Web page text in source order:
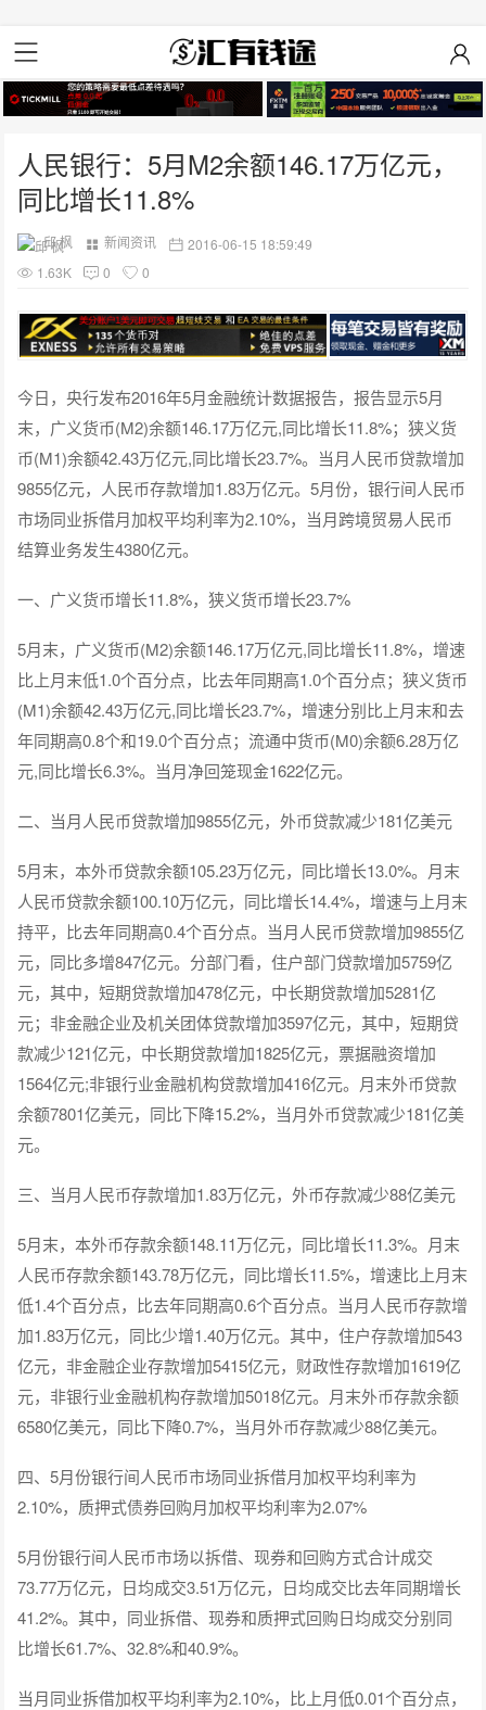
人民银行：5月M2余额146.17万亿元，
同比增长11.8%
邱 枫 新闻资讯
2016-06-15 18:59:49
1.63K
0 0
今日，央行发布2016年5月金融统计数据报告，报告显示5月
末，广义货币(M2)余额146.17万亿元,同比增长11.8%；狭义货
币(M1)余额42.43万亿元,同比增长23.7%。当月人民币贷款增加
9855亿元，人民币存款增加1.83万亿元。5月份，银行间人民币
市场同业拆借月加权平均利率为2.10%，当月跨境贸易人民币
结算业务发生4380亿元。
一、广义货币增长11.8%，狭义货币增长23.7%
5月末，广义货币(M2)余额146.17万亿元,同比增长11.8%，增速
比上月末低1.0个百分点，比去年同期高1.0个百分点；狭义货币
(M1)余额42.43万亿元,同比增长23.7%，增速分别比上月末和去
年同期高0.8个和19.0个百分点；流通中货币(M0)余额6.28万亿
元,同比增长6.3%。当月净回笼现金1622亿元。
二、当月人民币贷款增加9855亿元，外币贷款减少181亿美元
5月末，本外币贷款余额105.23万亿元，同比增长13.0%。月末
人民币贷款余额100.10万亿元，同比增长14.4%，增速与上月末
持平，比去年同期高0.4个百分点。当月人民币贷款增加9855亿
元，同比多增847亿元。分部门看，住户部门贷款增加5759亿
元，其中，短期贷款增加478亿元，中长期贷款增加5281亿
元；非金融企业及机关团体贷款增加3597亿元，其中，短期贷
款减少121亿元，中长期贷款增加1825亿元，票据融资增加
1564亿元;非银行业金融机构贷款增加416亿元。月末外币贷款
余额7801亿美元，同比下降15.2%，当月外币贷款减少181亿美
元。
三、当月人民币存款增加1.83万亿元，外币存款减少88亿美元
5月末，本外币存款余额148.11万亿元，同比增长11.3%。月末
人民币存款余额143.78万亿元，同比增长11.5%，增速比上月末
低1.4个百分点，比去年同期高0.6个百分点。当月人民币存款增
加1.83万亿元，同比少增1.40万亿元。其中，住户存款增加543
亿元，非金融企业存款增加5415亿元，财政性存款增加1619亿
元，非银行业金融机构存款增加5018亿元。月末外币存款余额
6580亿美元，同比下降0.7%，当月外币存款减少88亿美元。
四、5月份银行间人民币市场同业拆借月加权平均利率为
2.10%，质押式债券回购月加权平均利率为2.07%
5月份银行间人民币市场以拆借、现券和回购方式合计成交
73.77万亿元，日均成交3.51万亿元，日均成交比去年同期增长
41.2%。其中，同业拆借、现券和质押式回购日均成交分别同
比增长61.7%、32.8%和40.9%。
当月同业拆借加权平均利率为2.10%，比上月低0.01个百分点，